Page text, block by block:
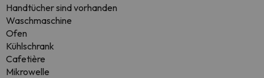
Handtücher sind vorhanden
Waschmaschine
Ofen
Kühlschrank
Cafetière
Mikrowelle